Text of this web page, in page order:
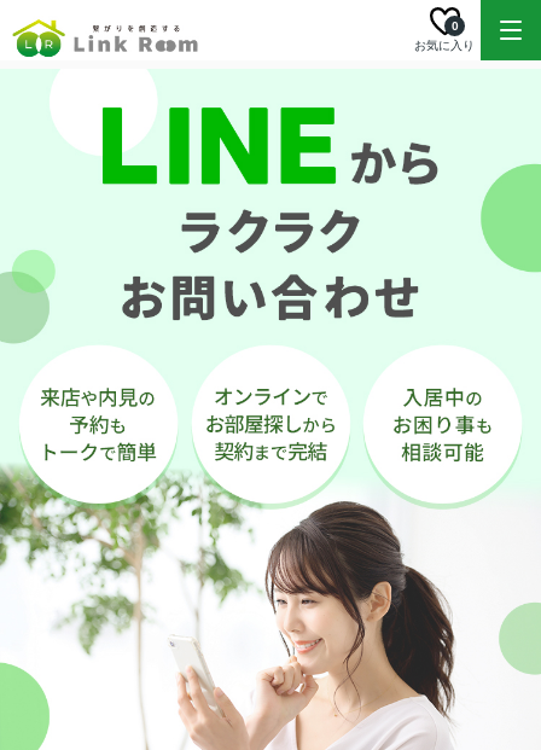
お気に入り
0